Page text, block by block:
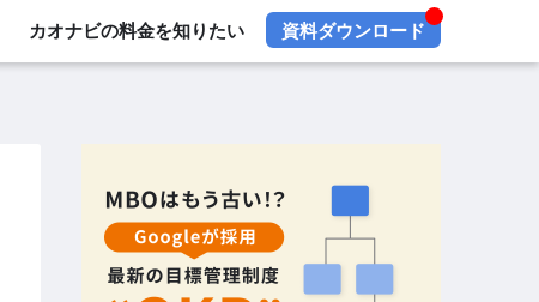
カオナビの料金を知りたい 資料ダウンロード